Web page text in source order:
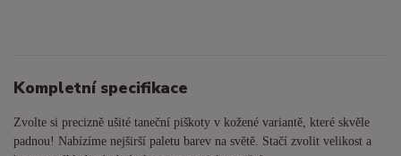
Kompletní specifikace
Zvolte si precizně ušité taneční piškoty v kožené variantě, které skvěle
padnou! Nabízíme nejširší paletu barev na světě. Stačí zvolit velikost a